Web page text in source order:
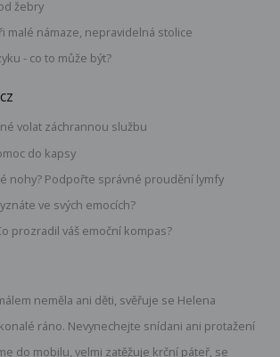
žebry
malé námaze, nepravidelná stolice
- co to může být?
volat záchrannou službu
do kapsy
nohy? Podpořte správné proudění lymfy
ve svých emocích?
prozradil váš emoční kompas?
neměla ani děti, svěřuje se Helena
ráno. Nevynechejte snídani ani protažení
do mobilu, velmi zatěžuje krční páteř, se